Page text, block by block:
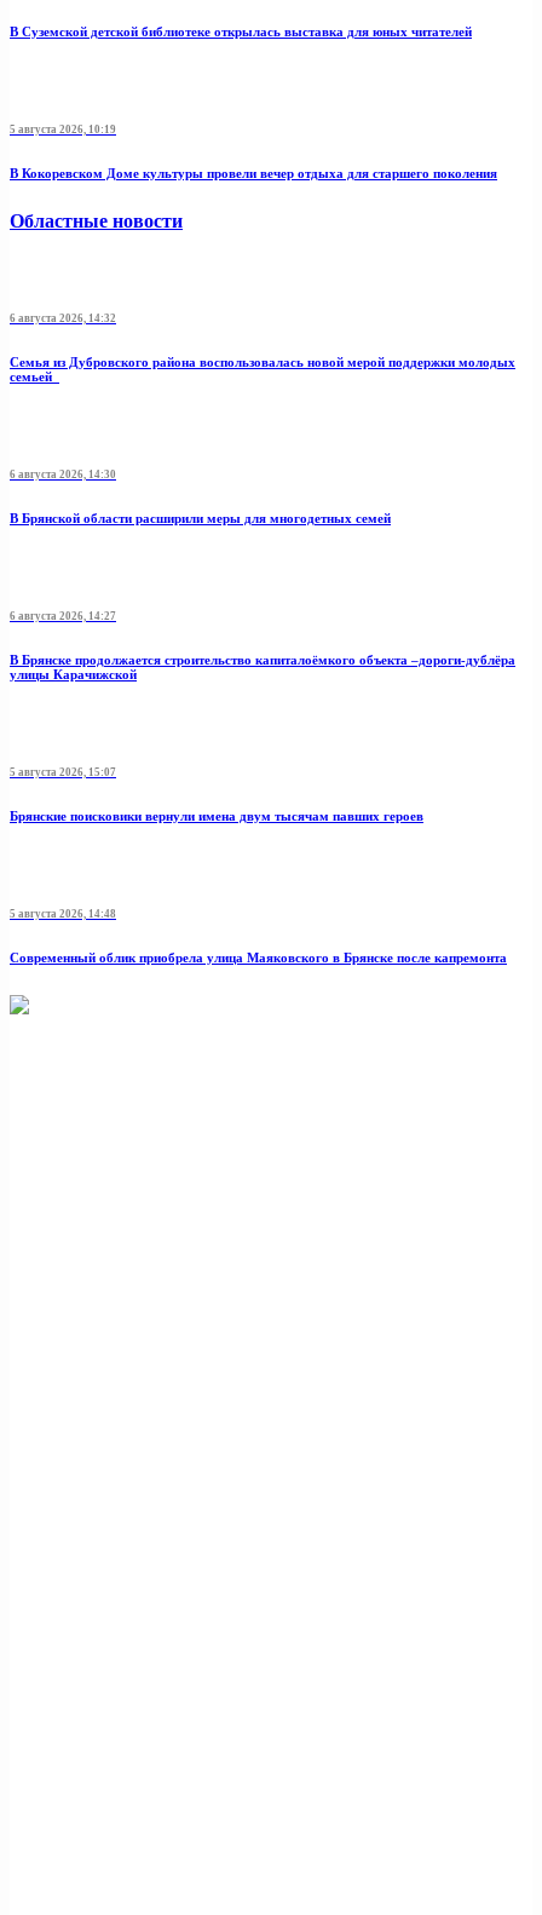
В Суземской детской библиотеке открылась выставка для юных читателей
5 августа 2026, 10:19
В Кокоревском Доме культуры провели вечер отдыха для старшего поколения
Областные новости
6 августа 2026, 14:32
Семья из Дубровского района воспользовалась новой мерой поддержки молодых
семьей
6 августа 2026, 14:30
В Брянской области расширили меры для многодетных семей
6 августа 2026, 14:27
В Брянске продолжается строительство капиталоёмкого объекта –дороги-дублёра
улицы Карачижской
5 августа 2026, 15:07
Брянские поисковики вернули имена двум тысячам павших героев
5 августа 2026, 14:48
Современный облик приобрела улица Маяковского в Брянске после капремонта